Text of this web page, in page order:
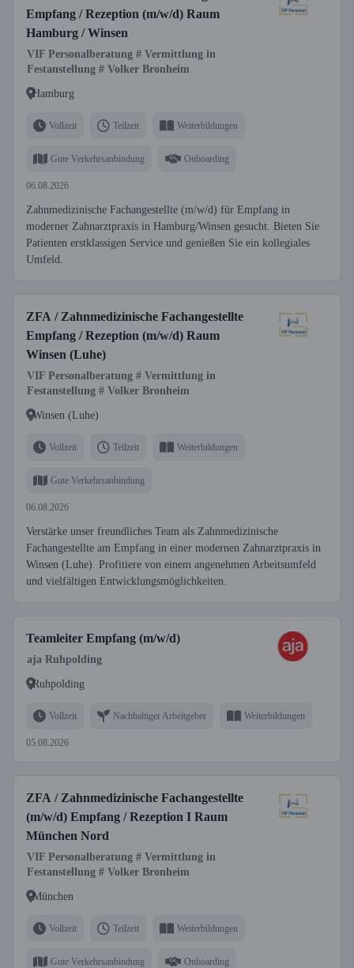
Empfang / Rezeption (m/w/d) Raum
Hamburg / Winsen
VIF Personalberatung # Vermittlung in
Festanstellung # Volker Bronheim
Hamburg
Vollzeit Teilzeit Weiterbildungen
Gute Verkehrsanbindung Onboarding
06.08.2026
Zahnmedizinische Fachangestellte (m/w/d) für Empfang in
moderner Zahnarztpraxis in Hamburg/Winsen gesucht. Bieten Sie
Patienten erstklassigen Service und genießen Sie ein kollegiales
Umfeld.
ZFA / Zahnmedizinische Fachangestellte
Empfang / Rezeption (m/w/d) Raum
Winsen (Luhe)
VIF Personalberatung # Vermittlung in
Festanstellung # Volker Bronheim
Winsen (Luhe)
Vollzeit Teilzeit Weiterbildungen
Gute Verkehrsanbindung
06.08.2026
Verstärke unser freundliches Team als Zahnmedizinische
Fachangestellte am Empfang in einer modernen Zahnarztpraxis in
Winsen (Luhe). Profitiere von einem angenehmen Arbeitsumfeld
und vielfältigen Entwicklungsmöglichkeiten.
Teamleiter Empfang (m/w/d)
aja Ruhpolding
Ruhpolding
Vollzeit Nachhaltiger Arbeitgeber Weiterbildungen
05.08.2026
ZFA / Zahnmedizinische Fachangestellte
(m/w/d) Empfang / Rezeption I Raum
München Nord
VIF Personalberatung # Vermittlung in
Festanstellung # Volker Bronheim
München
Vollzeit Teilzeit Weiterbildungen
Gute Verkehrsanbindung Onboarding